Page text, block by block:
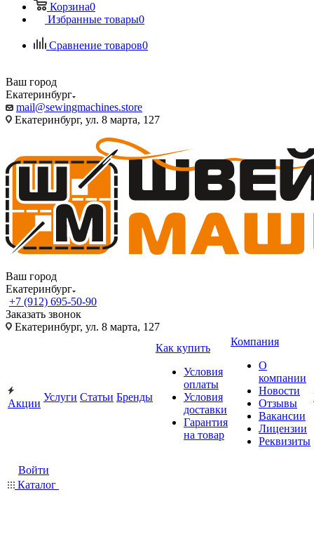
Корзина0
Избранные товары0
Сравнение товаров0
Ваш город
Екатеринбург
mail@sewingmachines.store
Екатеринбург, ул. 8 марта, 127
Ваш город
Екатеринбург
+7 (912) 695-50-90
Заказать звонок
Екатеринбург, ул. 8 марта, 127
Акции
Услуги Статьи Бренды
Как купить
Условия
оплаты
Условия
доставки
Гарантия
на товар
Компания
О
компании
Новости
Отзывы
Вакансии
Лицензии
Реквизиты
Войти
Каталог